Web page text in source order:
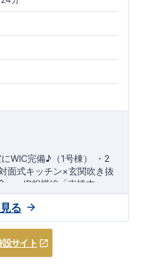
とは、｢良い家を作って、
う｣ことを目的とした認定
どの税制優遇を受けられ
良住宅が有利に働きま
本当のお付き合いだと考
WIC完備♪（1号棟）
・2
面式キッチン×玄関吹き抜
・JR相模線「南橋本」駅
駅まで徒歩24分
歩7分 ・そうてつ
サンドラッグ相模原
ブン相模原横山1丁目
◇
設サイト
る